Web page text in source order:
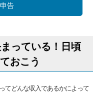
告
っている！日頃
おこう
てどんな収入であるかによって